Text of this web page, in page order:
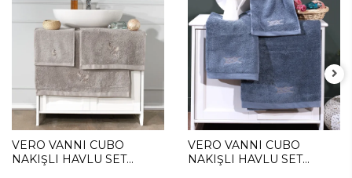
VERO VANNI CUBO
NAKIŞLI HAVLU SET
VERO VANNI CUBO
NAKIŞLI HAVLU SET